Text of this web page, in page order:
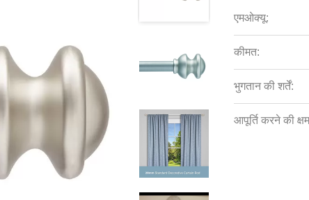
एमओक्यू:
कीमत:
भुगतान की शर्तें:
आपूर्ति करने की